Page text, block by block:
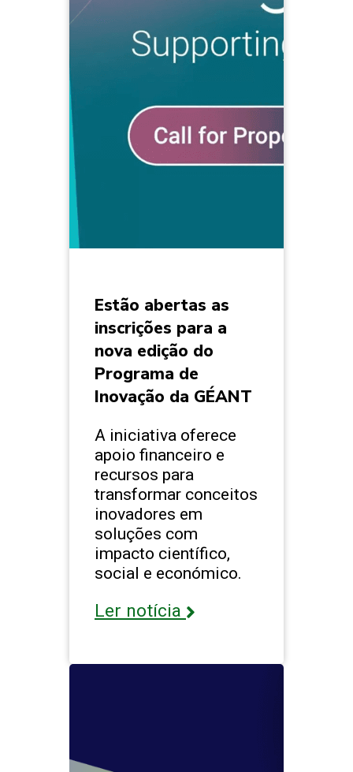
Estão abertas as
inscrições para a
nova edição do
Programa de
Inovação da GÉANT
A iniciativa oferece
apoio financeiro e
recursos para
transformar conceitos
inovadores em
soluções com
impacto científico,
social e económico.
Ler notícia